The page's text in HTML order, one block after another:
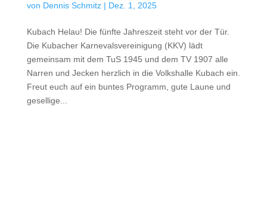
von Dennis Schmitz| Dez. 1, 2025
Kubach Helau! Die fünfte Jahreszeit steht vor der Tür.
Die Kubacher Karnevalsvereinigung (KKV) lädt
gemeinsam mit dem TuS 1945 und dem TV 1907 alle
Narren und Jecken herzlich in die Volkshalle Kubach ein.
Freut euch auf ein buntes Programm, gute Laune und
gesellige...